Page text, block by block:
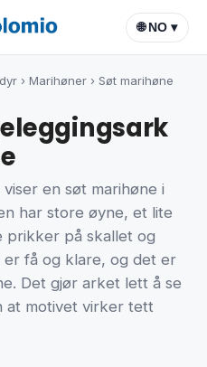
🌐 NO ▾
› Marihøner › Søt marihøne
en søt marihøne i
har store øyne, et lite
prikker på skallet og
få og klare, og det er
Det gjør arket lett å se
at motivet virker tett